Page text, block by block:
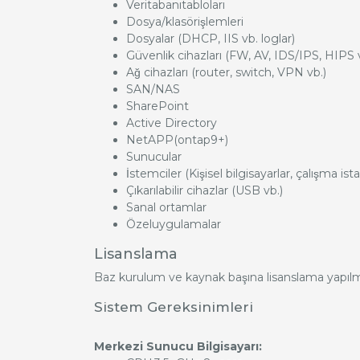
Veritabanıtabloları
Dosya/klasörişlemleri
Dosyalar (DHCP, IIS vb. loglar)
Güvenlik cihazları (FW, AV, IDS/IPS, HIPS
Ağ cihazları (router, switch, VPN vb.)
SAN/NAS
SharePoint
Active Directory
NetAPP(ontap9+)
Sunucular
İstemciler (Kişisel bilgisayarlar, çalışma
Çıkarılabilir cihazlar (USB vb.)
Sanal ortamlar
Özeluygulamalar
Lisanslama
Baz kurulum ve kaynak başına lisanslama
Sistem Gereksinimleri
Merkezi Sunucu Bilgisayarı: